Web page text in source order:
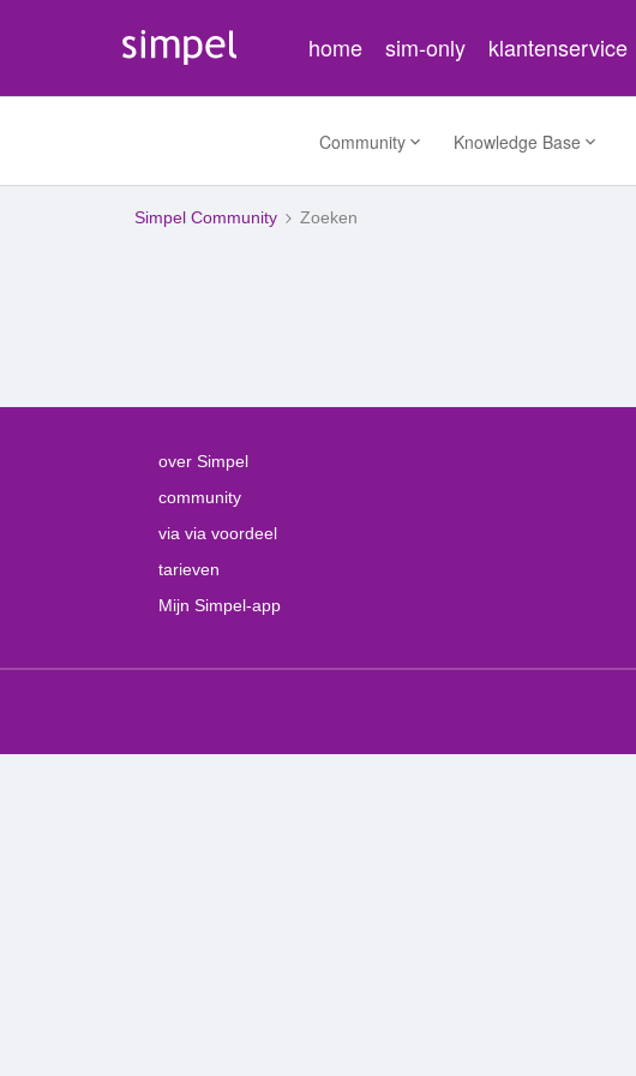
home sim-only klantenservice
Community Knowledge Base
Simpel Community Zoeken
over Simpel
community
via via voordeel
tarieven
Mijn Simpel-app